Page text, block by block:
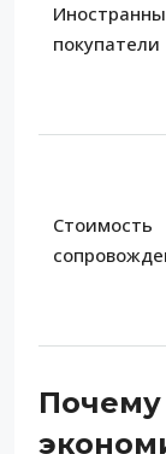
покупатели
Стоимость
Почему